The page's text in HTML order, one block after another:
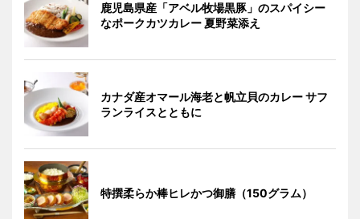
鹿児島県産「アベル牧場黒豚」のスパイシー
なポークカツカレー 夏野菜添え
カナダ産オマール海老と帆立貝のカレー サフ
ランライスとともに
特撰柔らか棒ヒレかつ御膳（150グラム）